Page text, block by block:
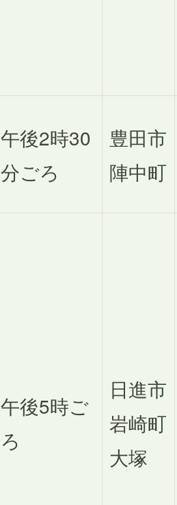
午後2時30
分ごろ
豊田市
陣中町
午後5時ご
ろ
日進市
岩崎町
大塚